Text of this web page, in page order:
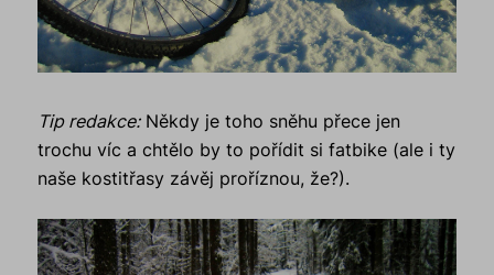
Tip redakce:Někdy je toho sněhu přece jen
trochu víc a chtělo by to pořídit si fatbike (ale i ty
naše kostitřasy závěj proříznou, že?).